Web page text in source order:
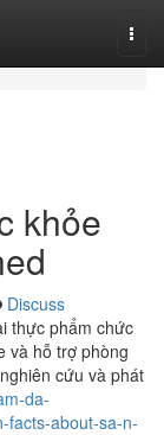
khỏe
Discuss
thực phẩm chức
và hỗ trợ phòng
cứu và phát
da-
facts-about-sa-n-